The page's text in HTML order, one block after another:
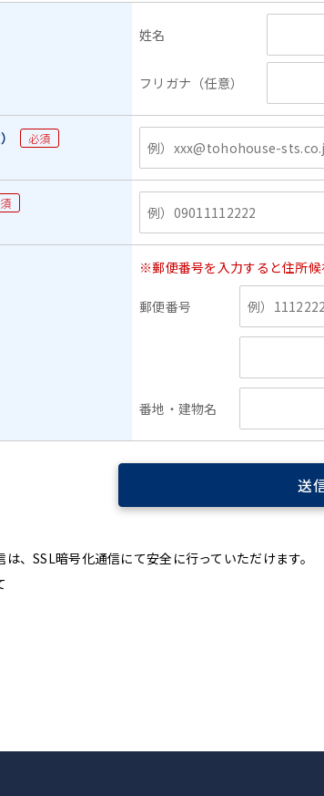
姓名
フリガナ（任意）
必須
※郵便番号を入力すると住所候
郵便番号
番地・建物名
送
、SSL暗号化通信にて安全に行っていただけます。